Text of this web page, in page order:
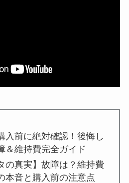
入前に絶対確認！後悔し
＆維持費完全ガイド
の真実】故障は？維持費
本音と購入前の注意点